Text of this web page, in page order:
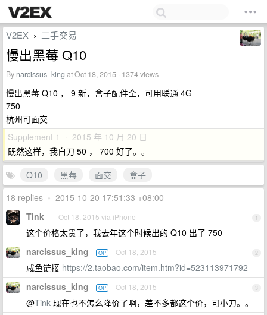
V2EX › 二手交易
慢出黑莓 Q10
By narcissus_king at Oct 18, 2015 · 1374 views
慢出黑莓 Q10 ， 9 新，盒子配件全，可用联通 4G
750
杭州可面交
Supplement 1 · 2015 年 10 月 20 日
既然这样，我自刀 50 ， 700 好了。。
Q10
黑莓 面交
盒子
18 replies • 2015-10-20 17:51:33 +08:00
1
Tink Oct 18, 2015 via iPhone
这个价格太贵了，我去年这个时候出的 Q10 出了 750
2
narcissus_king OP Oct 18, 2015
咸鱼链接 https://2.taobao.com/item.htm?id=523113971792
3
narcissus_king OP Oct 18, 2015
@Tink 现在也不怎么降价了啊，差不多都这个价，可小刀。。